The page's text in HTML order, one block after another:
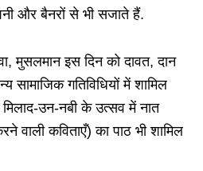
और बैनरों से भी सजाते हैं.
मुसलमान इस दिन को दावत, दान
सामाजिक गतिविधियों में शामिल
उन-नबी के उत्सव में नात
वाली कविताएँ) का पाठ भी शामिल